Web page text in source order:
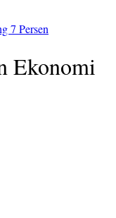
7 Persen
Ekonomi